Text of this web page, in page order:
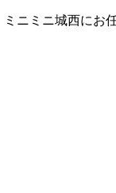
ニミニ城西にお